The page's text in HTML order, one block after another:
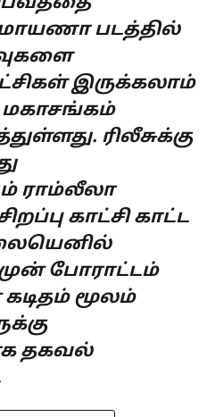
படத்தில்
இருக்கலாம்
ரிலீசுக்கு
ராம்லீலா
காட்சி காட்ட
போராட்டம்
மூலம்
தகவல்